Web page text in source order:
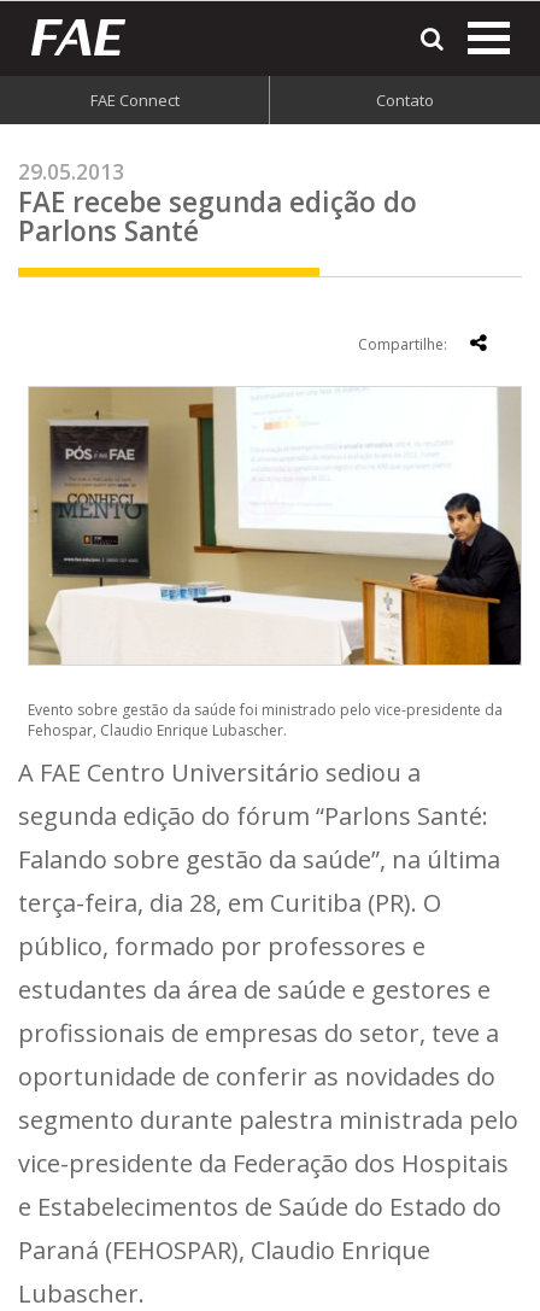
FAE Connect Contato
29.05.2013
FAE recebe segunda edição do
Parlons Santé
Compartilhe:
Evento sobre gestão da saúde foi ministrado pelo vice-presidente da
Fehospar, Claudio Enrique Lubascher.
A FAE Centro Universitário sediou a
segunda edição do fórum “Parlons Santé:
Falando sobre gestão da saúde”, na última
terça-feira, dia 28, em Curitiba (PR). O
público, formado por professores e
estudantes da área de saúde e gestores e
profissionais de empresas do setor, teve a
oportunidade de conferir as novidades do
segmento durante palestra ministrada pelo
vice-presidente da Federação dos Hospitais
e Estabelecimentos de Saúde do Estado do
Paraná (FEHOSPAR), Claudio Enrique
Lubascher.